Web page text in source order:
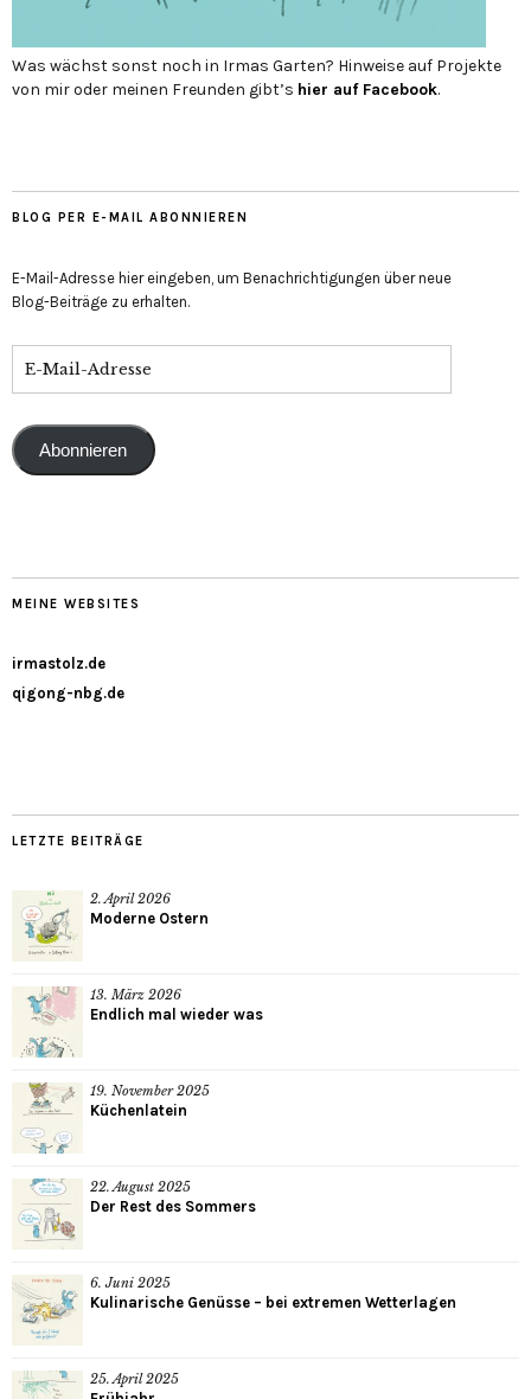
Was wächst sonst noch in Irmas Garten? Hinweise auf Projekte
von mir oder meinen Freunden gibt’s hier auf Face­book.
BLOG PER E-MAIL ABONNIEREN
E-Mail-Adresse hier eingeben, um Benachrichtigungen über neue
Blog-Beiträge zu erhalten.
Abonnieren
MEINE WEBSITES
irmastolz.de
qigong-nbg.de
LETZTE BEITRÄGE
2. April 2026
Moderne Ostern
13. März 2026
Endlich mal wieder was
19. November 2025
Küchenlatein
22. August 2025
Der Rest des Sommers
6. Juni 2025
Kulinarische Genüsse – bei extremen Wetterlagen
25. April 2025